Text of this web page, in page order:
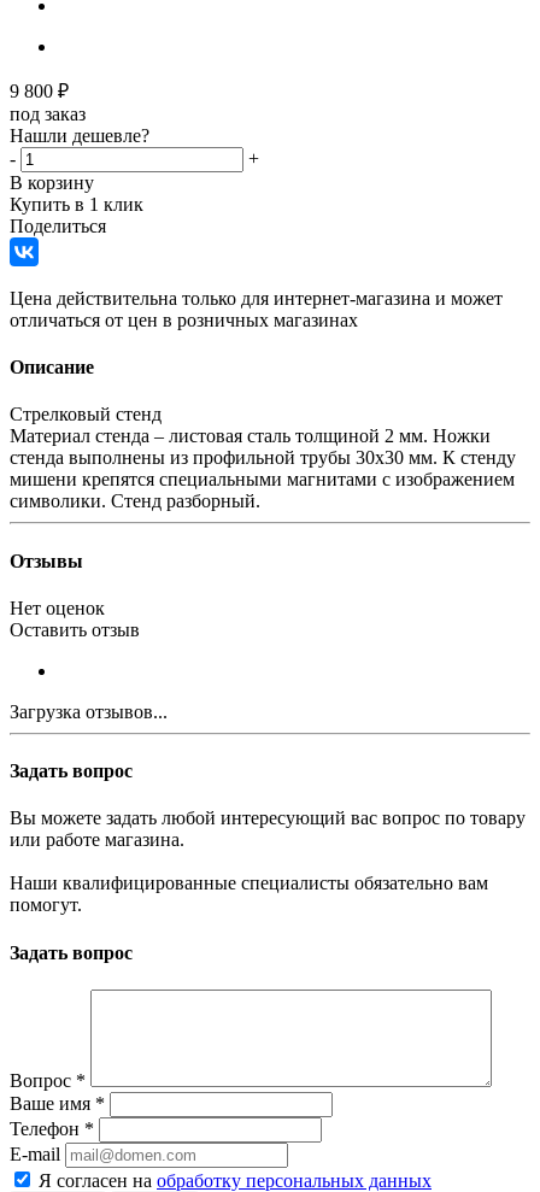
9 800 ₽
под заказ
Нашли дешевле?
-
+
В корзину
Купить в 1 клик
Поделиться
Цена действительна только для интернет-магазина и может
отличаться от цен в розничных магазинах
Описание
Стрелковый стенд
Материал стенда – листовая сталь толщиной 2 мм. Ножки
стенда выполнены из профильной трубы 30х30 мм. К стенду
мишени крепятся специальными магнитами с изображением
символики. Стенд разборный.
Отзывы
Нет оценок
Оставить отзыв
Загрузка отзывов...
Задать вопрос
Вы можете задать любой интересующий вас вопрос по товару
или работе магазина.
Наши квалифицированные специалисты обязательно вам
помогут.
Задать вопрос
Вопрос *
Ваше имя *
Телефон *
E-mail
Я согласен на обработку персональных данных